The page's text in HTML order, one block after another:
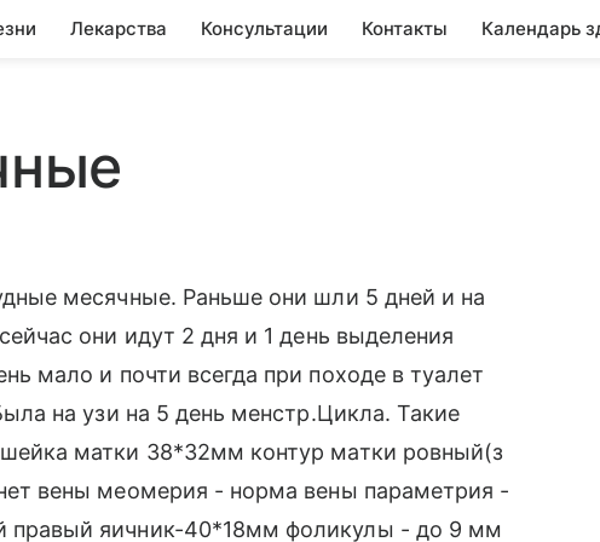
Лекарства Консультации Контакты Календарь
месячные. Раньше они шли 5 дней и на
они идут 2 дня и 1 день выделения
мало и почти всегда при походе в туалет
на узи на 5 день менстр.Цикла. Такие
матки 38*32мм контур матки ровный(з
вены меомерия - норма вены параметрия -
яичник-40*18мм фоликулы - до 9 мм